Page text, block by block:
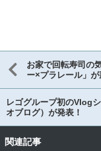
お家で回転寿司の
ー×プラレール」
レゴグループ初のVlog
オブログ）が発表！
関連記事